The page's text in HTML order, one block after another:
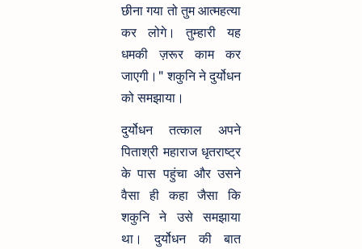
छीना गया तो तुम आत्महत्या
कर लोगे। तुम्हारी यह
धमकी ज़रूर काम कर
जाएगी।" शकुनि ने दुर्योधन
को समझाया।
दुर्योधन तत्काल अपने
पिताश्री महाराज धृतराष्ट्र
के पास पहुंचा और उसने
वैसा ही कहा जैसा कि
शकुनि ने उसे समझाया
था। दुर्योधन की बात